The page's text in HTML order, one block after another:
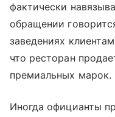
фактически
обращении
заведениях
что ресторан
премиальных марок.
Иногда официанты